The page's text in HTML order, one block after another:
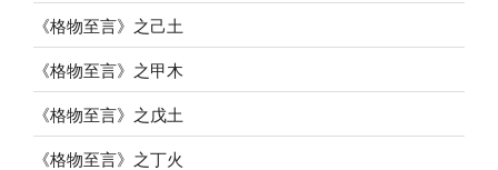
《格物至言》之己土
《格物至言》之甲木
《格物至言》之戊土
《格物至言》之丁火